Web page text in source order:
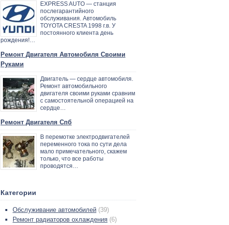
EXPRESS AUTO — станция
послегарантийного
обслуживания. Автомобиль
TOYOTA CRESTA 1998 г.в. У
постоянного клиента день
рождения!…
Ремонт Двигателя Автомобиля Своими
Руками
Двигатель — сердце автомобиля.
Ремонт автомобильного
двигателя своими руками сравним
с самостоятельной операцией на
сердце…
Ремонт Двигателя Спб
В перемотке электродвигателей
переменного тока по сути дела
мало примечательного, скажем
только, что все работы
проводятся…
Категории
Обслуживание автомобилей (39)
Ремонт радиаторов охлаждения (6)